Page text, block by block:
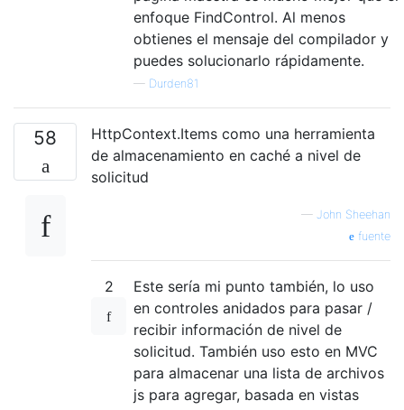
enfoque FindControl. Al menos
obtienes el mensaje del compilador y
puedes solucionarlo rápidamente.
— Durden81
58
HttpContext.Items como una herramienta
de almacenamiento en caché a nivel de
solicitud
— John Sheehan
fuente
2
Este sería mi punto también, lo uso
en controles anidados para pasar /
recibir información de nivel de
solicitud. También uso esto en MVC
para almacenar una lista de archivos
js para agregar, basada en vistas